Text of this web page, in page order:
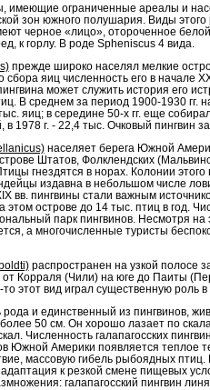
имеющие огра­ниченные ареалы и
зон южного полушария. Виды
черное «ли­цо», отороченное
к горлу. В роде Spheniscus 4 вида.
прежде широко населял мелкие
сбора яиц численность его в начале
может служить история его
В среднем за период 1900-1930 гг.
яиц; в середине 50-х гг. еще
1978 г. - 22,4 тыс. Очковый пингвин
населяет берега Южной
Штатов, Фолклендских
гнездятся в норах. Колонии
издавна в небольшом числе
вв. пингвины стали важным
этом острове до 14 тыс. птиц в год.
парк пингвинов. Несмотря на
а многочислен­ные туристы
распространен на узкой полосе
от Корраля (Чили) на юге до Паиты
этот вид играл существенную роль
и единствен­ный из пингвинов,
50 см. Он хорошо лазает по
Численность галапагосских
Южной Америки появляется теплое
массовую ги­бель рыбоядных
к резкой смене пищевых
галапагосский пингвин